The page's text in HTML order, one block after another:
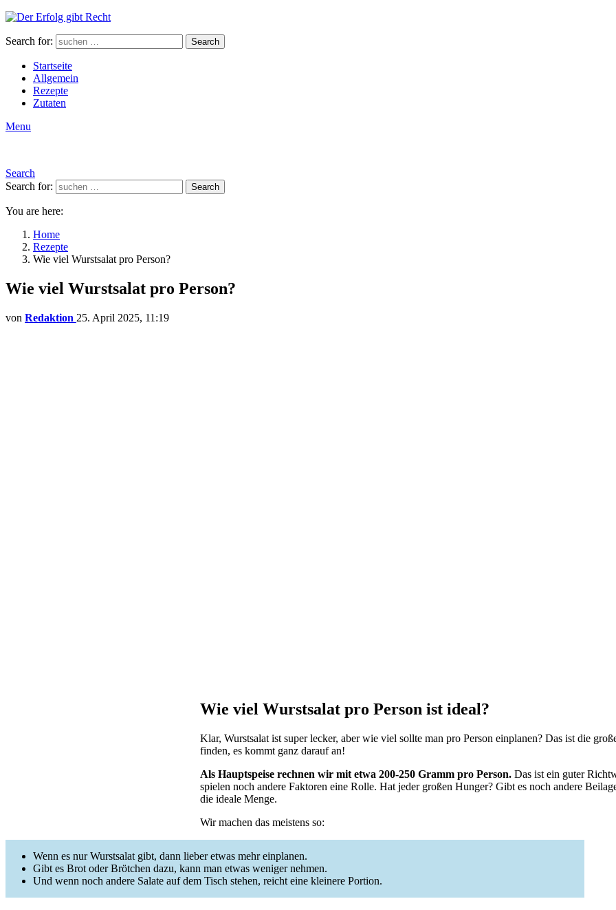
Search for: Search
Startseite
Allgemein
Rezepte
Zutaten
Menu
Search
Search for:
Search
You are here:
Home
Rezepte
Wie viel Wurstsalat pro Person?
Wie viel Wurstsalat pro Person?
von Redaktion 25. April 2025, 11:19
Wie viel Wurstsalat pro Person ist ideal?
Klar, Wurstsalat ist super lecker, aber wie viel sollte man pro Person einplanen? Das ist die
finden, es kommt ganz darauf an!
Als Hauptspeise rechnen wir mit etwa 200-250 Gramm pro Person. Das ist ein guter
spielen noch andere Faktoren eine Rolle. Hat jeder großen Hunger? Gibt es noch andere
die ideale Menge.
Wir machen das meistens so:
Wenn es nur Wurstsalat gibt, dann lieber etwas mehr einplanen.
Gibt es Brot oder Brötchen dazu, kann man etwas weniger nehmen.
Und wenn noch andere Salate auf dem Tisch stehen, reicht eine kleinere Portion.